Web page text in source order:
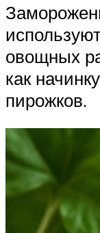
овощных
как
пирожков.